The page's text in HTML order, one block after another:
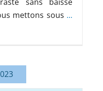
mettons sous ...